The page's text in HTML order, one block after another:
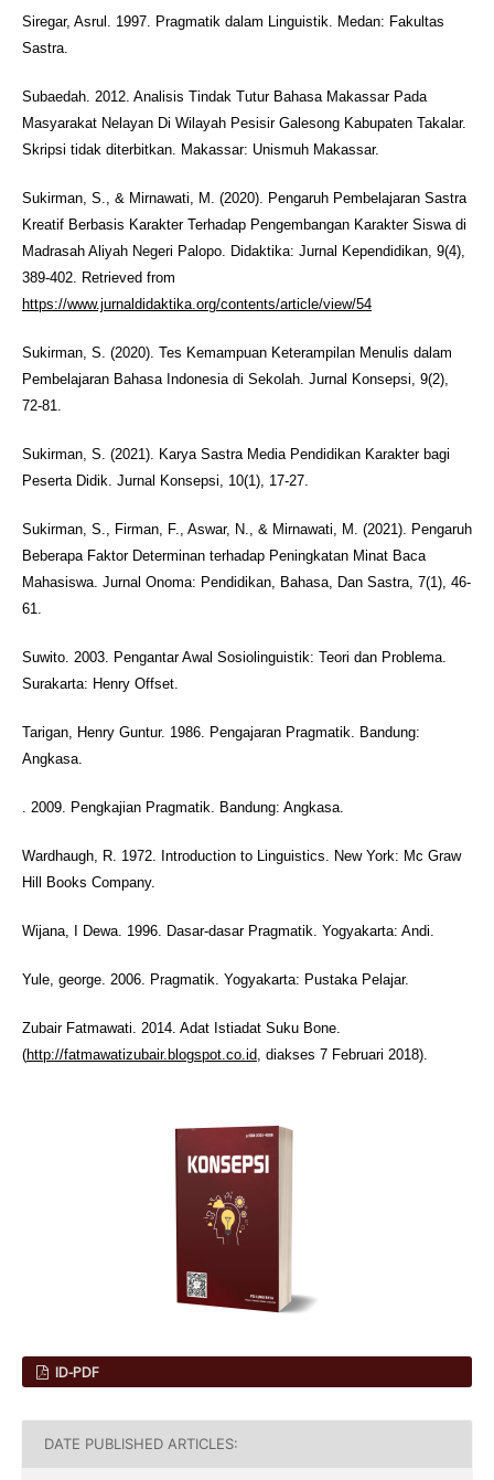
Siregar, Asrul. 1997. Pragmatik dalam Linguistik. Medan: Fakultas
Sastra.
Subaedah. 2012. Analisis Tindak Tutur Bahasa Makassar Pada
Masyarakat Nelayan Di Wilayah Pesisir Galesong Kabupaten Takalar.
Skripsi tidak diterbitkan. Makassar: Unismuh Makassar.
Sukirman, S., & Mirnawati, M. (2020). Pengaruh Pembelajaran Sastra
Kreatif Berbasis Karakter Terhadap Pengembangan Karakter Siswa di
Madrasah Aliyah Negeri Palopo. Didaktika: Jurnal Kependidikan, 9(4),
389-402. Retrieved from
https://www.jurnaldidaktika.org/contents/article/view/54
Sukirman, S. (2020). Tes Kemampuan Keterampilan Menulis dalam
Pembelajaran Bahasa Indonesia di Sekolah. Jurnal Konsepsi, 9(2),
72-81.
Sukirman, S. (2021). Karya Sastra Media Pendidikan Karakter bagi
Peserta Didik. Jurnal Konsepsi, 10(1), 17-27.
Sukirman, S., Firman, F., Aswar, N., & Mirnawati, M. (2021). Pengaruh
Beberapa Faktor Determinan terhadap Peningkatan Minat Baca
Mahasiswa. Jurnal Onoma: Pendidikan, Bahasa, Dan Sastra, 7(1), 46-
61.
Suwito. 2003. Pengantar Awal Sosiolinguistik: Teori dan Problema.
Surakarta: Henry Offset.
Tarigan, Henry Guntur. 1986. Pengajaran Pragmatik. Bandung:
Angkasa.
. 2009. Pengkajian Pragmatik. Bandung: Angkasa.
Wardhaugh, R. 1972. Introduction to Linguistics. New York: Mc Graw
Hill Books Company.
Wijana, I Dewa. 1996. Dasar-dasar Pragmatik. Yogyakarta: Andi.
Yule, george. 2006. Pragmatik. Yogyakarta: Pustaka Pelajar.
Zubair Fatmawati. 2014. Adat Istiadat Suku Bone.
(http://fatmawatizubair.blogspot.co.id , diakses 7 Februari 2018).
ID-PDF
DATE PUBLISHED ARTICLES: